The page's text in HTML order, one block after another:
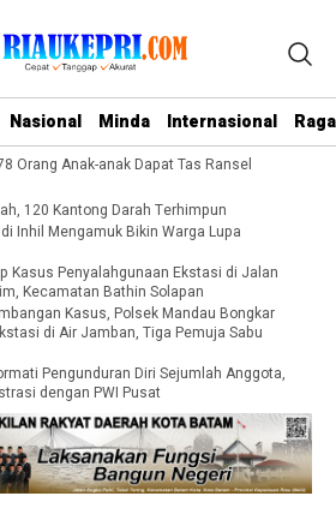
Nasional Minda Internasional
Orang Anak-anak Dapat Tas Ransel
120 Kantong Darah Terhimpun
Inhil Mengamuk Bikin Warga Lupa
Kasus Penyalahgunaan Ekstasi di Jalan
Kecamatan Bathin Solapan
Kasus, Polsek Mandau Bongkar
di Air Jamban, Tiga Pemuja Sabu
Pengunduran Diri Sejumlah Anggota,
dengan PWI Pusat